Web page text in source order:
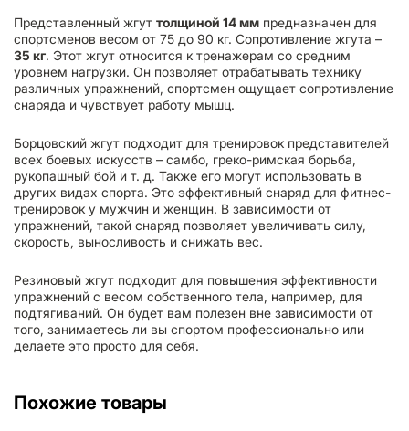
Представленный жгут толщиной 14 мм предназначен для
спортсменов весом от 75 до 90 кг. Сопротивление жгута –
35 кг. Этот жгут относится к тренажерам со средним
уровнем нагрузки. Он позволяет отрабатывать технику
различных упражнений, спортсмен ощущает сопротивление
снаряда и чувствует работу мышц.
Борцовский жгут подходит для тренировок представителей
всех боевых искусств – самбо, греко-римская борьба,
рукопашный бой и т. д. Также его могут использовать в
других видах спорта. Это эффективный снаряд для фитнес-
тренировок у мужчин и женщин. В зависимости от
упражнений, такой снаряд позволяет увеличивать силу,
скорость, выносливость и снижать вес.
Резиновый жгут подходит для повышения эффективности
упражнений с весом собственного тела, например, для
подтягиваний. Он будет вам полезен вне зависимости от
того, занимаетесь ли вы спортом профессионально или
делаете это просто для себя.
Похожие товары